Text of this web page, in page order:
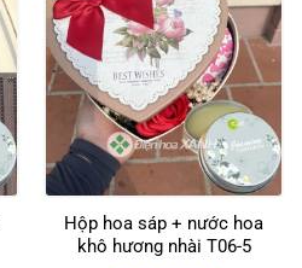
Hộp hoa sáp + nước hoa
khô hương nhài T06-5